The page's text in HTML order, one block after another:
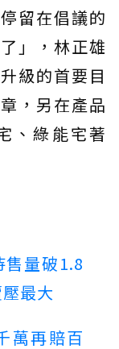
留在倡議的
」，林正雄
級的首要目
，另在產品
、綠能宅著
量破1.8
最大
萬再賠百